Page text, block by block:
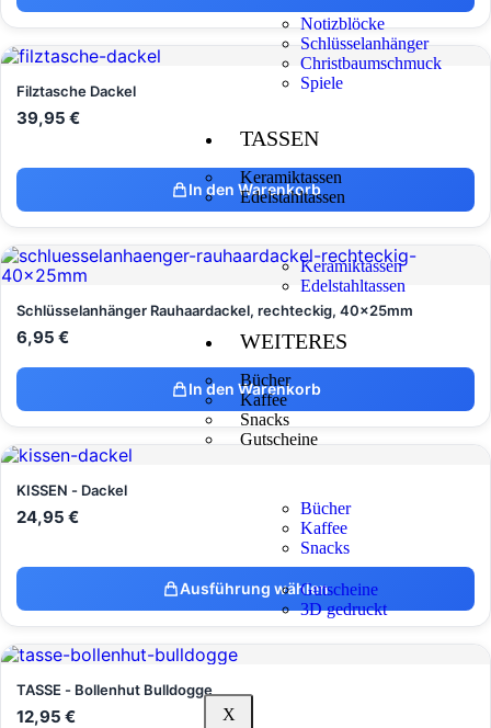
Notizblöcke
Schlüsselanhänger
Christbaumschmuck
Spiele
TASSEN
Keramiktassen
Edelstahltassen
Keramiktassen
Edelstahltassen
WEITERES
Bücher
Kaffee
Snacks
Gutscheine
Bücher
Kaffee
Snacks
Gutscheine
3D gedruckt
X
Filztasche Dackel
39,95 €
In den Warenkorb
Schlüsselanhänger Rauhaardackel, rechteckig, 40x25mm
6,95 €
In den Warenkorb
KISSEN - Dackel
24,95 €
Ausführung wählen
TASSE - Bollenhut Bulldogge
12,95 €